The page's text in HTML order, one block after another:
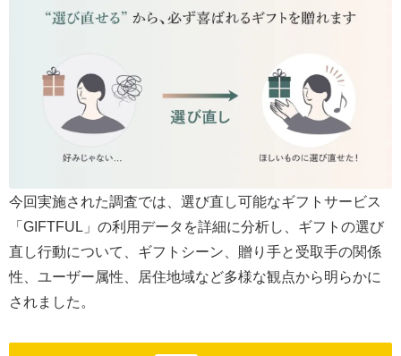
今回実施された調査では、選び直し可能なギフトサービス
「GIFTFUL」の利用データを詳細に分析し、ギフトの選び
直し行動について、ギフトシーン、贈り手と受取手の関係
性、ユーザー属性、居住地域など多様な観点から明らかに
されました。